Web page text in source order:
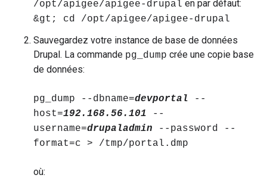
/opt/apigee/apigee-drupal en par défaut:
&gt; cd /opt/apigee/apigee-drupal
Sauvegardez votre instance de base de données
Drupal. La commande pg_dump crée une copie base
de données:
pg_dump --dbname=devportal --
host=192.168.56.101 --
username=drupaladmin --password --
format=c > /tmp/portal.dmp
où: